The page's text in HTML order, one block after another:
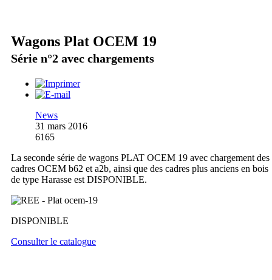
Wagons Plat OCEM 19
Série n°2 avec chargements
News
31 mars 2016
6165
La seconde série de wagons PLAT OCEM 19 avec chargement des
cadres OCEM b62 et a2b, ainsi que des cadres plus anciens en bois
de type Harasse est DISPONIBLE.
DISPONIBLE
Consulter le catalogue